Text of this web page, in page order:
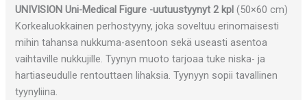
UNIVISION Uni-Medical Figure -uutuustyynyt 2 kpl (50×60 cm)
Korkealuokkainen perhostyyny, joka soveltuu erinomaisesti
mihin tahansa nukkuma-asentoon sekä useasti asentoa
vaihtaville nukkujille. Tyynyn muoto tarjoaa tuke niska- ja
hartiaseudulle rentouttaen lihaksia. Tyynyyn sopii tavallinen
tyynyliina.